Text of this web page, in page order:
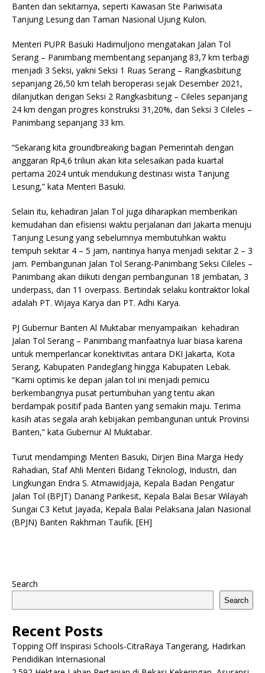
Banten dan sekitarnya, seperti Kawasan Ste Pariwisata
Tanjung Lesung dan Taman Nasional Ujung Kulon.
Menteri PUPR Basuki Hadimuljono mengatakan Jalan Tol
Serang – Panimbang membentang sepanjang 83,7 km terbagi
menjadi 3 Seksi, yakni Seksi 1 Ruas Serang – Rangkasbitung
sepanjang 26,50 km telah beroperasi sejak Desember 2021,
dilanjutkan dengan Seksi 2 Rangkasbitung – Cileles sepanjang
24 km dengan progres konstruksi 31,20%, dan Seksi 3 Cileles –
Panimbang sepanjang 33 km.
“Sekarang kita groundbreaking bagian Pemerintah dengan
anggaran Rp4,6 triliun akan kita selesaikan pada kuartal
pertama 2024 untuk mendukung destinasi wista Tanjung
Lesung,” kata Menteri Basuki.
Selain itu, kehadiran Jalan Tol juga diharapkan memberikan
kemudahan dan efisiensi waktu perjalanan dari Jakarta menuju
Tanjung Lesung yang sebelumnya membutuhkan waktu
tempuh sekitar 4 – 5 jam, nantinya hanya menjadi sekitar 2 – 3
jam. Pembangunan Jalan Tol Serang-Panimbang Seksi Cileles –
Panimbang akan diikuti dengan pembangunan 18 jembatan, 3
underpass, dan 11 overpass. Bertindak selaku kontraktor lokal
adalah PT. Wijaya Karya dan PT. Adhi Karya.
PJ Gubernur Banten Al Muktabar menyampaikan kehadiran
Jalan Tol Serang – Panimbang manfaatnya luar biasa karena
untuk memperlancar konektivitas antara DKI Jakarta, Kota
Serang, Kabupaten Pandeglang hingga Kabupaten Lebak.
“Kami optimis ke depan jalan tol ini menjadi pemicu
berkembangnya pusat pertumbuhan yang tentu akan
berdampak positif pada Banten yang semakin maju. Terima
kasih atas segala arah kebijakan pembangunan untuk Provinsi
Banten,” kata Gubernur Al Muktabar.
Turut mendampingi Menteri Basuki, Dirjen Bina Marga Hedy
Rahadian, Staf Ahli Menteri Bidang Teknologi, Industri, dan
Lingkungan Endra S. Atmawidjaja, Kepala Badan Pengatur
Jalan Tol (BPJT) Danang Parikesit, Kepala Balai Besar Wilayah
Sungai C3 Ketut Jayada, Kepala Balai Pelaksana Jalan Nasional
(BPJN) Banten Rakhman Taufik. [EH]
Search
Search
Recent Posts
Topping Off Inspirasi Schools-CitraRaya Tangerang, Hadirkan
Pendidikan Internasional